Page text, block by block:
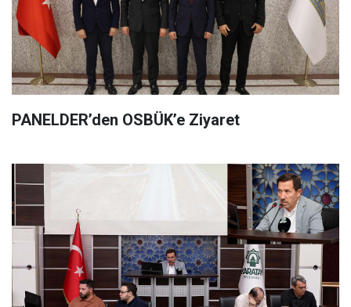
PANELDER’den OSBÜK’e Ziyaret